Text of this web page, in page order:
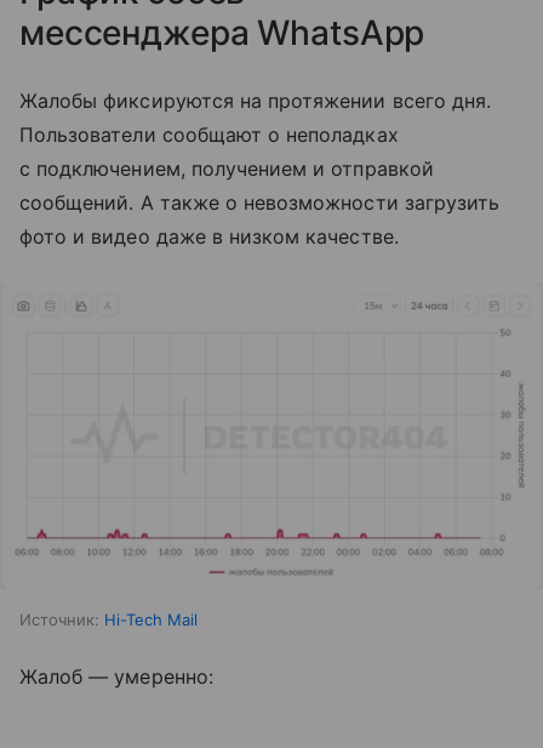
мессенджера WhatsApp
Жалобы фиксируются на протяжении всего дня.
Пользователи сообщают о неполадках
с подключением, получением и отправкой
сообщений. А также о невозможности загрузить
фото и видео даже в низком качестве.
Источник: Hi-Tech Mail
Жалоб — умеренно: